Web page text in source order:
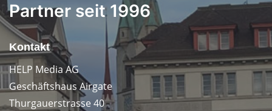
Partner seit 1996
Kontakt
HELP Media AG
Geschäftshaus Airgate
Thurgauerstrasse 40